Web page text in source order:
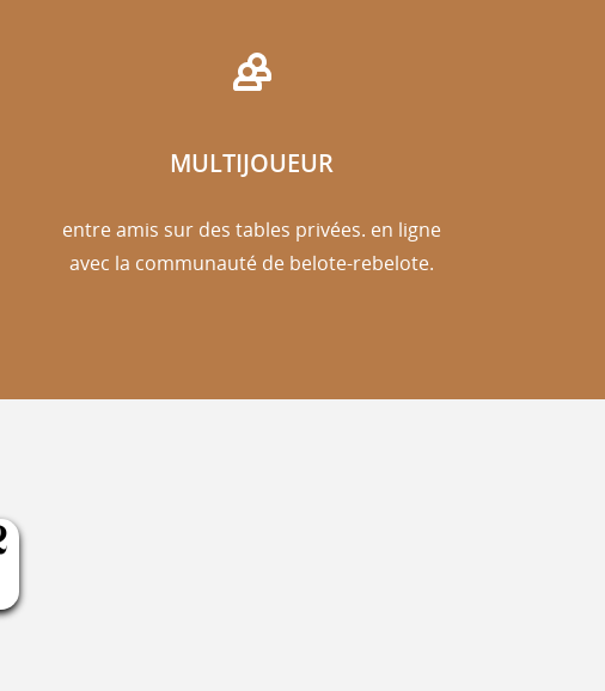
MULTIJOUEUR
entre amis sur des tables privées. en ligne
avec la communauté de belote-rebelote.